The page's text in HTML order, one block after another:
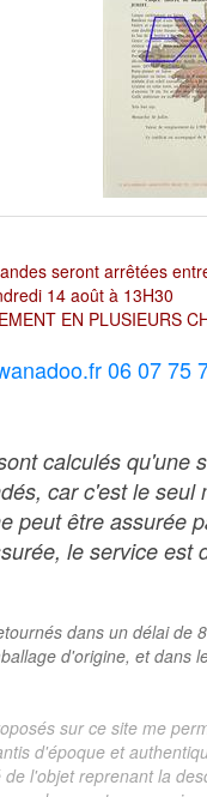
seront arrêtées
14 août à 13H30
EN PLUSIEURS
06 07 75
calculés qu'une
car c'est le
peut être assurée
le service est
dans un délai de
d'origine, et dans
sur ce site me
d'époque et
l'objet reprenant la